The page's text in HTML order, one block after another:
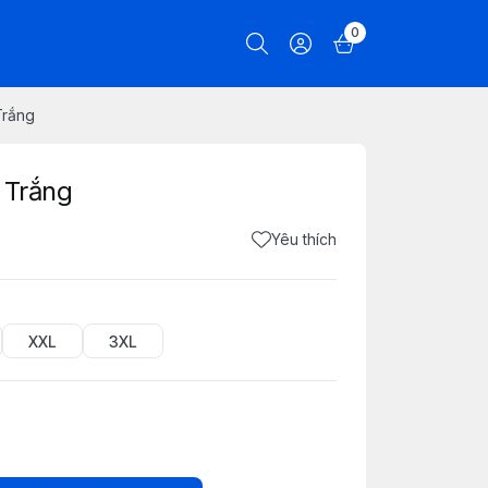
0
Yêu thích
XXL 3XL